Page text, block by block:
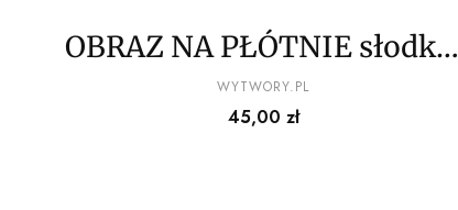
OBRAZ NA PŁÓTNIE słodkie
babeczki wz5
PRODUCENT
WYTWORY.PL
Cena
45,00 zł